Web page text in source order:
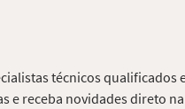
técnicos qualificados
e receba novidades direto